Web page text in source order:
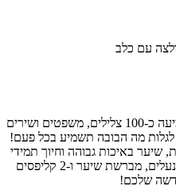
בובת הסיטי גירל דוברת עברית ומשמיעה כ-100 צלילים, משפטים ושירים
מה הבובה תשמיע בכל פעם!
שיער באיכות גבוהה וחיוך תמידי
על פניה. הבובה מגיעה עם בגדים, זוג נעלים, מברשת שיער ו-2 קליפסים
שלכם!